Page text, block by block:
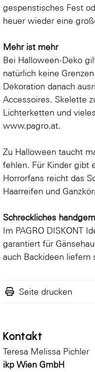
gespenstisches Fest
heuer wieder eine
Mehr ist mehr
Bei Halloween-Deko
natürlich keine
Dekoration danach
Accessoires. Skelette
Lichterketten und
www.pagro.at.
Zu Halloween taucht
fehlen. Für Kinder gibt
Horrorfans reicht das
Haarreifen und
Schreckliches
Im PAGRO DISKONT
garantiert für
auch Backideen liefern
Seite drucken
Kontakt
Teresa Melissa Pichler
ikp Wien GmbH